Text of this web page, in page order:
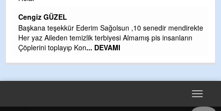
Çırak ustasından öğrenir kısmet bağlamayı... Ben İbrahim
Yalçını tebrik ediyorum.
CEVDET YILMAZ
TARAFINDAN BAŞLATILDI, ETRASFINDA YERLEŞİM YERI